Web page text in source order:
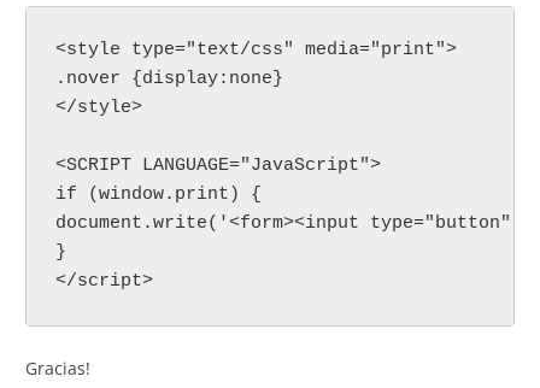
<style type="text/css" media="print">
.nover {display:none}
</style>
<SCRIPT LANGUAGE="JavaScript">
if (window.print) {
document.write('<form><input type="button"
}
</script>
Gracias!